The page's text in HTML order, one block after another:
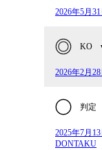
2026年5月
KO
2026年2月
判定
2025年7月
DONTAKU